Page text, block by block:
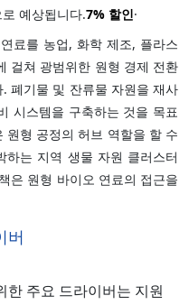
예상됩니다.7% 할인·
료를 농업, 화학 제조, 플라스
걸쳐 광범위한 원형 경제 전환
폐기물 및 잔류물 자원을 재사
시스템을 구축하는 것을 목표
원형 공정의 허브 역할을 할 수
하는 지역 생물 자원 클러스터
은 원형 바이오 연료의 접근을
버
한 주요 드라이버는 지원